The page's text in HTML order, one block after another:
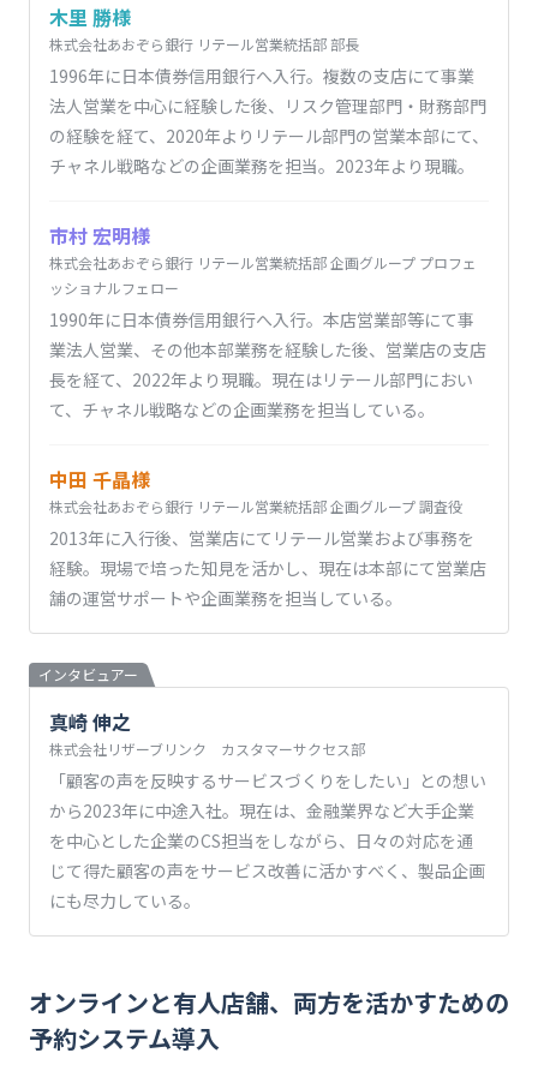
木里 勝様
株式会社あおぞら銀行 リテール営業統括部 部長
1996年に日本債券信用銀行へ入行。複数の支店にて事業
法人営業を中心に経験した後、リスク管理部門・財務部門
の経験を経て、2020年よりリテール部門の営業本部にて、
チャネル戦略などの企画業務を担当。2023年より現職。
市村 宏明様
株式会社あおぞら銀行 リテール営業統括部 企画グループ プロフェ
ッショナルフェロー
1990年に日本債券信用銀行へ入行。本店営業部等にて事
業法人営業、その他本部業務を経験した後、営業店の支店
長を経て、2022年より現職。現在はリテール部門におい
て、チャネル戦略などの企画業務を担当している。
中田 千晶様
株式会社あおぞら銀行 リテール営業統括部 企画グループ 調査役
2013年に入行後、営業店にてリテール営業および事務を
経験。現場で培った知見を活かし、現在は本部にて営業店
舗の運営サポートや企画業務を担当している。
インタビュアー
真崎 伸之
株式会社リザーブリンク カスタマーサクセス部
「顧客の声を反映するサービスづくりをしたい」との想い
から2023年に中途入社。現在は、金融業界など大手企業
を中心とした企業のCS担当をしながら、日々の対応を通
じて得た顧客の声をサービス改善に活かすべく、製品企画
にも尽力している。
オンラインと有人店舗、両方を活かすための
予約システム導入